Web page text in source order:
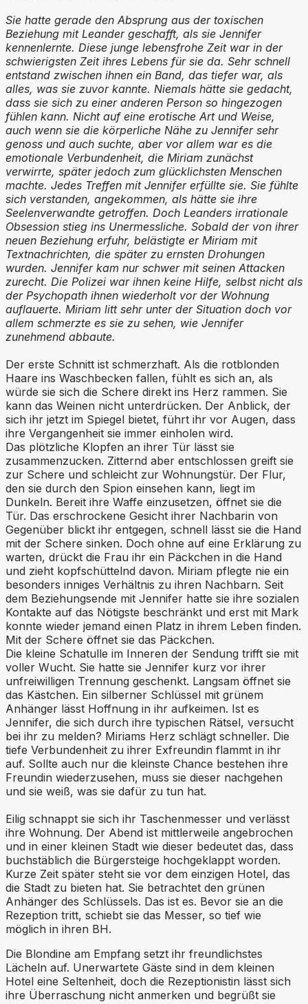
Sie hatte gerade den Absprung aus der toxischen
Beziehung mit Leander geschafft, als sie Jennifer
kennenlernte. Diese junge lebensfrohe Zeit war in der
schwierigsten Zeit ihres Lebens für sie da. Sehr schnell
entstand zwischen ihnen ein Band, das tiefer war, als
alles, was sie zuvor kannte. Niemals hätte sie gedacht,
dass sie sich zu einer anderen Person so hingezogen
fühlen kann. Nicht auf eine erotische Art und Weise,
auch wenn sie die körperliche Nähe zu Jennifer sehr
genoss und auch suchte, aber vor allem war es die
emotionale Verbundenheit, die Miriam zunächst
verwirrte, später jedoch zum glücklichsten Menschen
machte. Jedes Treffen mit Jennifer erfüllte sie. Sie fühlte
sich verstanden, angekommen, als hätte sie ihre
Seelenverwandte getroffen. Doch Leanders irrationale
Obsession stieg ins Unermessliche. Sobald der von ihrer
neuen Beziehung erfuhr, belästigte er Miriam mit
Textnachrichten, die später zu ernsten Drohungen
wurden. Jennifer kam nur schwer mit seinen Attacken
zurecht. Die Polizei war ihnen keine Hilfe, selbst nicht als
der Psychopath ihnen wiederholt vor der Wohnung
auflauerte. Miriam litt sehr unter der Situation doch vor
allem schmerzte es sie zu sehen, wie Jennifer
zunehmend abbaute.
Der erste Schnitt ist schmerzhaft. Als die rotblonden
Haare ins Waschbecken fallen, fühlt es sich an, als
würde sie sich die Schere direkt ins Herz rammen. Sie
kann das Weinen nicht unterdrücken. Der Anblick, der
sich ihr jetzt im Spiegel bietet, führt ihr vor Augen, dass
ihre Vergangenheit sie immer einholen wird.
Das plötzliche Klopfen an ihrer Tür lässt sie
zusammenzucken. Zitternd aber entschlossen greift sie
zur Schere und schleicht zur Wohnungstür. Der Flur,
den sie durch den Spion einsehen kann, liegt im
Dunkeln. Bereit ihre Waffe einzusetzen, öffnet sie die
Tür. Das erschrockene Gesicht ihrer Nachbarin von
Gegenüber blickt ihr entgegen, schnell lässt sie die Hand
mit der Schere sinken. Doch ohne auf eine Erklärung zu
warten, drückt die Frau ihr ein Päckchen in die Hand
und zieht kopfschüttelnd davon. Miriam pflegte nie ein
besonders inniges Verhältnis zu ihren Nachbarn. Seit
dem Beziehungsende mit Jennifer hatte sie ihre sozialen
Kontakte auf das Nötigste beschränkt und erst mit Mark
konnte wieder jemand einen Platz in ihrem Leben finden.
Mit der Schere öffnet sie das Päckchen.
Die kleine Schatulle im Inneren der Sendung trifft sie mit
voller Wucht. Sie hatte sie Jennifer kurz vor ihrer
unfreiwilligen Trennung geschenkt. Langsam öffnet sie
das Kästchen. Ein silberner Schlüssel mit grünem
Anhänger lässt Hoffnung in ihr aufkeimen. Ist es
Jennifer, die sich durch ihre typischen Rätsel, versucht
bei ihr zu melden? Miriams Herz schlägt schneller. Die
tiefe Verbundenheit zu ihrer Exfreundin flammt in ihr
auf. Sollte auch nur die kleinste Chance bestehen ihre
Freundin wiederzusehen, muss sie dieser nachgehen
und sie weiß, was sie dafür zu tun hat.
Eilig schnappt sie sich ihr Taschenmesser und verlässt
ihre Wohnung. Der Abend ist mittlerweile angebrochen
und in einer kleinen Stadt wie dieser bedeutet das, dass
buchstäblich die Bürgersteige hochgeklappt worden.
Kurze Zeit später steht sie vor dem einzigen Hotel, das
die Stadt zu bieten hat. Sie betrachtet den grünen
Anhänger des Schlüssels. Das ist es. Bevor sie an die
Rezeption tritt, schiebt sie das Messer, so tief wie
möglich in ihren BH.
Die Blondine am Empfang setzt ihr freundlichstes
Lächeln auf. Unerwartete Gäste sind in dem kleinen
Hotel eine Seltenheit, doch die Rezeptionistin lässt sich
ihre Überraschung nicht anmerken und begrüßt sie